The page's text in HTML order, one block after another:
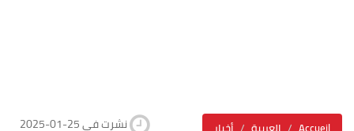
2025-01-25 نشرت في